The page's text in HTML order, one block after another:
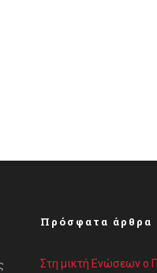
Πρόσφατα άρθρα
Στη μικτή Ενώσεων ο